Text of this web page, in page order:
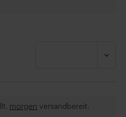
morgen versandbereit.